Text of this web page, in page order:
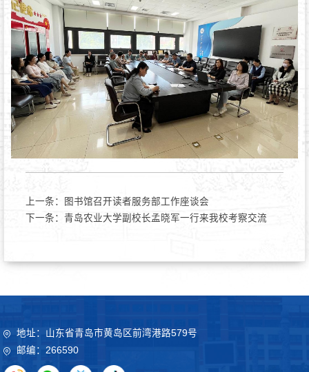
上一条：
图书馆召开读者服务部工作座谈会
下一条： 青岛农业大学副校长孟晓军一行来我校考察交流
地址：山东省青岛市黄岛区前湾港路579号
邮编：266590